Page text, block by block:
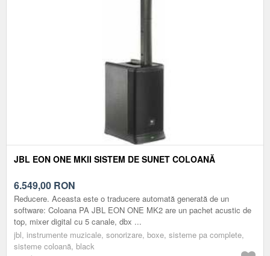
JBL EON ONE MKII SISTEM DE SUNET COLOANĂ
6.549,00 RON
Reducere. Aceasta este o traducere automată generată de un
software: Coloana PA JBL EON ONE MK2 are un pachet acustic de
top, mixer digital cu 5 canale, dbx ...
jbl, instrumente muzicale, sonorizare, boxe, sisteme pa complete,
sisteme coloană, black